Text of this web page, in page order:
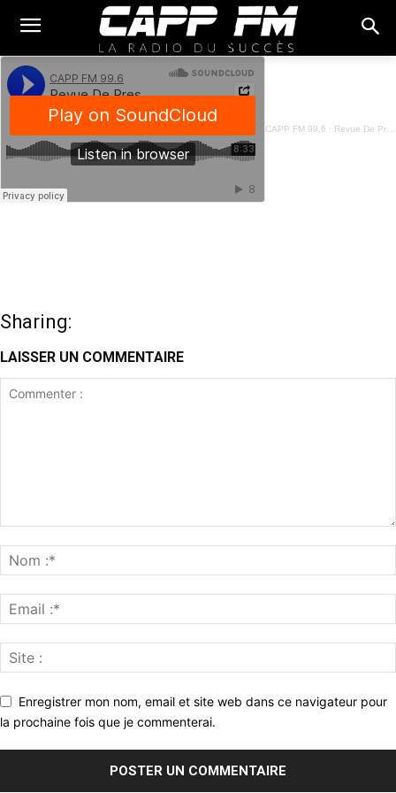
CAPP FM 99.6 · Revue De Presse Français - 11 Juin 2025
Sharing:
LAISSER UN COMMENTAIRE
Enregistrer mon nom, email et site web dans ce navigateur pour
la prochaine fois que je commenterai.